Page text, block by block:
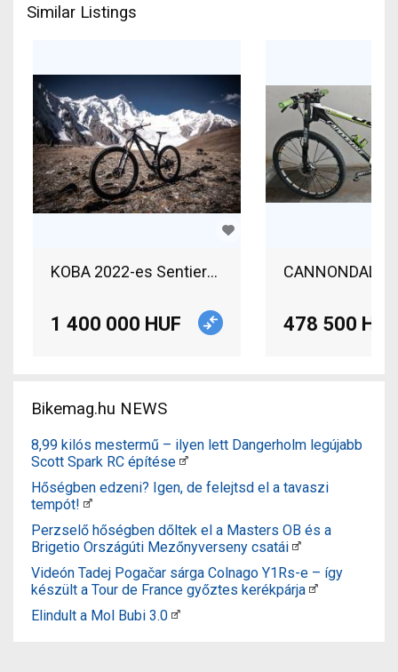
Similar Listings
KOBA 2022-es Sentiero C3
1 400 000 HUF 478 500 HUF
Bikemag.hu NEWS
8,99 kilós mestermű – ilyen lett Dangerholm legújabb
Scott Spark RC építése
Hőségben edzeni? Igen, de felejtsd el a tavaszi
tempót!
Perzselő hőségben dőltek el a Masters OB és a
Brigetio Országúti Mezőnyverseny csatái
Videón Tadej Pogačar sárga Colnago Y1Rs-e – így
készült a Tour de France győztes kerékpárja
Elindult a Mol Bubi 3.0